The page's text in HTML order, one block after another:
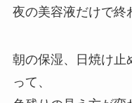
夜の美容液だけで終
朝の保湿、日焼け止
って、